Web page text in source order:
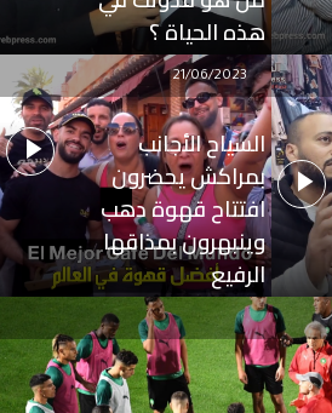
هذه الحياة ؟
السياح الأجانب
بمراكش يحضرون
افتتاح قهوة دهب
وينبهرون بمذاقها
الرفيع
21/06/2023